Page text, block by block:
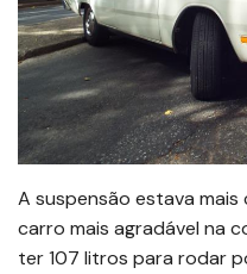
A suspensão estava
carro mais agradável na
ter 107 litros para rodar